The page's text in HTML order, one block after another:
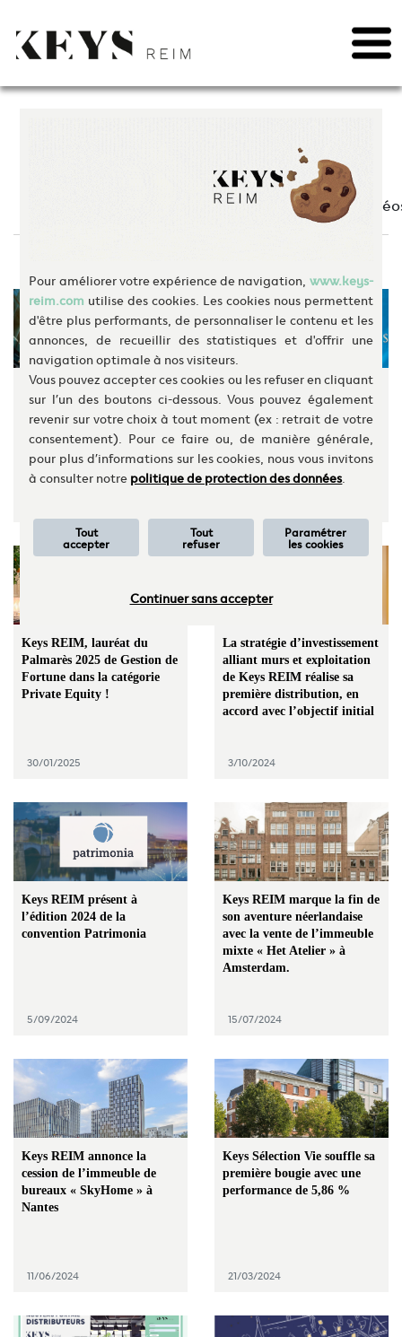
to
Récompenses
ATLAND annonce
l’acquisition de 100% du
capital de Keys REIM
auprès de Keys & CO
Keys REIM récompensé aux
Pyramides de la Gestion
Patrimoine, pour le prix
CGP dans la catégorie Non-
côté – Société / Immobilier !
Keys REIM, lauréat du
Palmarès 2025 de Gestion de
Fortune dans la catégorie
Private Equity !
30/01/2025
La stratégie d’investissement
alliant murs et exploitation
de Keys REIM réalise sa
première distribution, en
accord avec l’objectif initial
3/10/2024
Keys REIM présent à
l’édition 2024 de la
convention Patrimonia
5/09/2024
Keys REIM marque la fin de
son aventure néerlandaise
avec la vente de l’immeuble
mixte « Het Atelier » à
Amsterdam.
15/07/2024
Keys REIM annonce la
cession de l’immeuble de
bureaux « SkyHome » à
Nantes
11/06/2024
Keys Sélection Vie souffle sa
première bougie avec une
performance de 5,86 %
21/03/2024
Pour améliorer votre expérience de navigation, www.keys-
reim.com utilise des cookies. Les cookies nous permettent
d'être plus performants, de personnaliser le contenu et les
annonces, de recueillir des statistiques et d'offrir une
navigation optimale à nos visiteurs.
Vous pouvez accepter ces cookies ou les refuser en cliquant
sur l’un des boutons ci-dessous. Vous pouvez également
revenir sur votre choix à tout moment (ex : retrait de votre
consentement). Pour ce faire ou, de manière générale,
pour plus d’informations sur les cookies, nous vous invitons
à consulter notrepolitique de protection des données.
Tout
accepter
Tout
refuser
Paramétrer
les cookies
Continuer sans accepter
Please see our privacy policy for details and any questions.
No